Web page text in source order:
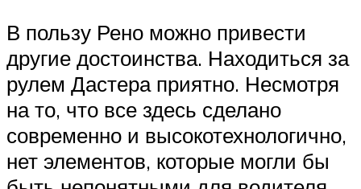
В пользу Рено можно привести
другие достоинства. Находиться за
рулем Дастера приятно. Несмотря
на то, что все здесь сделано
современно и высокотехнологично,
нет элементов, которые могли бы